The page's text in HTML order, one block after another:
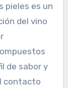
pieles es un
del vino
de sabor y
contacto